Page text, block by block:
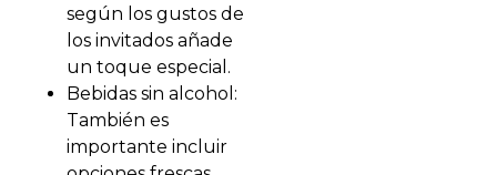
según los gustos de
los invitados añade
un toque especial.
Bebidas sin alcohol:
También es
importante incluir